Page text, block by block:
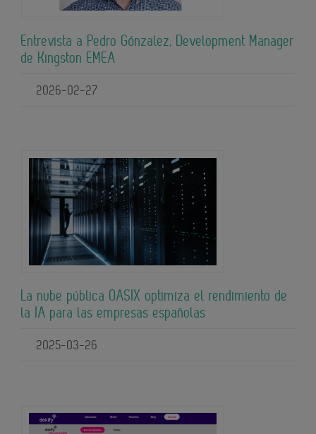
Entrevista a Pedro Gónzalez, Development Manager
de Kingston EMEA
2026-02-27
La nube pública OASIX optimiza el rendimiento de
la IA para las empresas españolas
2025-03-26